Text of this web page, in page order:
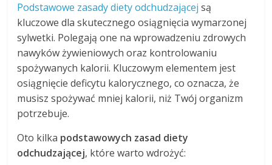
Podstawowe zasady diety odchudzającej są
kluczowe dla skutecznego osiągnięcia wymarzonej
sylwetki. Polegają one na wprowadzeniu zdrowych
nawyków żywieniowych oraz kontrolowaniu
spożywanych kalorii. Kluczowym elementem jest
osiągnięcie deficytu kalorycznego, co oznacza, że
musisz spożywać mniej kalorii, niż Twój organizm
potrzebuje.
Oto kilka podstawowych zasad diety
odchudzającej, które warto wdrożyć: